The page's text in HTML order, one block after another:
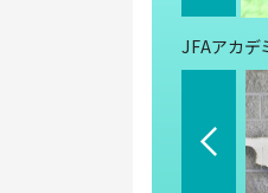
JFAアカデ